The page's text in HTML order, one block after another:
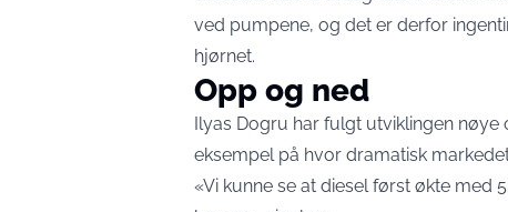
ved pumpene, og det er derfor
hjørnet.
Opp og ned
Ilyas Dogru har fulgt utviklingen
eksempel på hvor dramatisk
«Vi kunne se at diesel først økte med